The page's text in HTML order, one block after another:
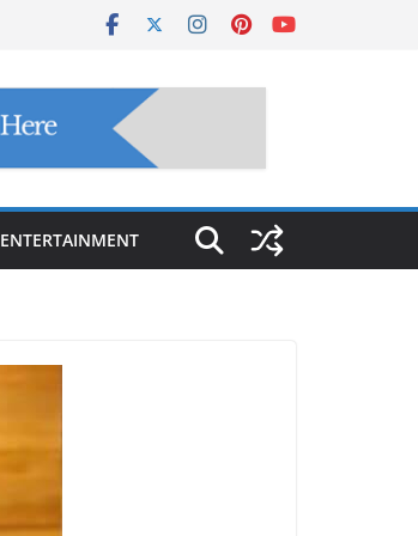
ENTERTAINMENT